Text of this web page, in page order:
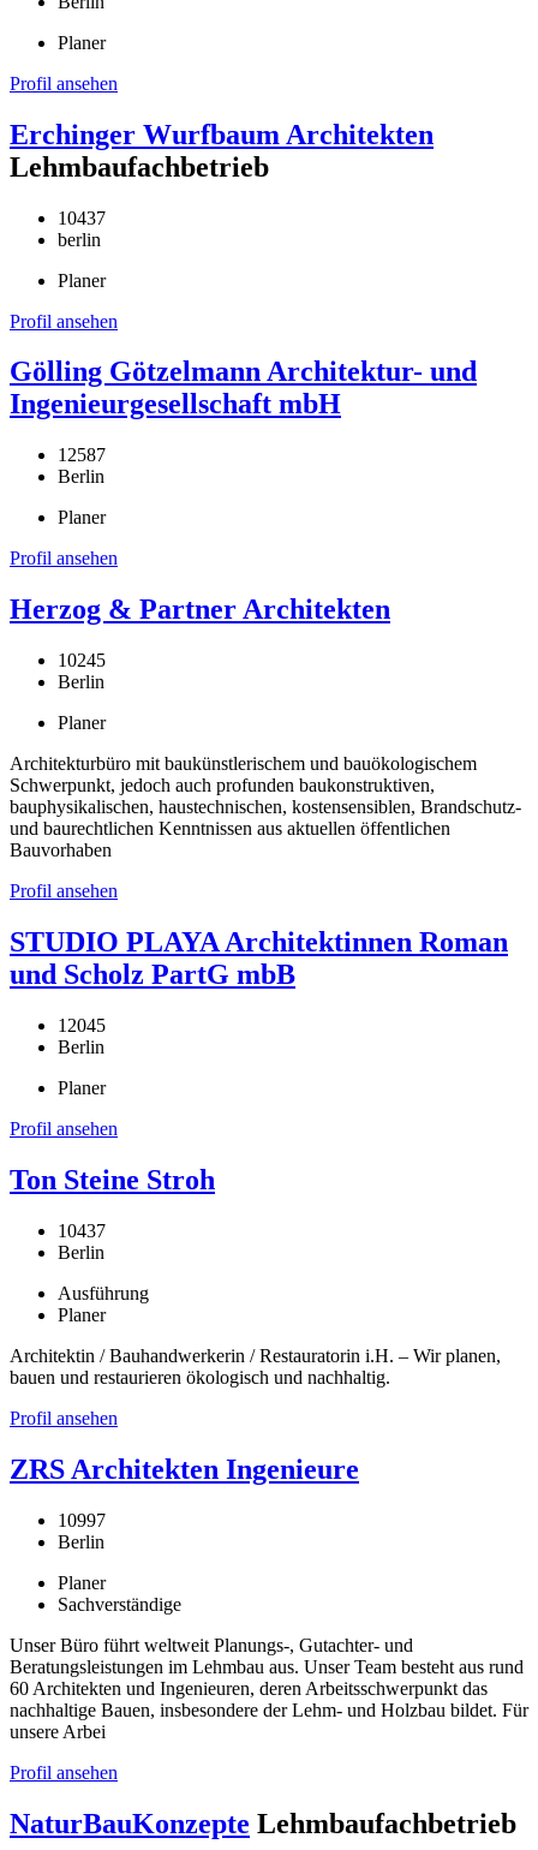
Planer
Profil ansehen
Erchinger Wurfbaum Architekten
Lehmbaufachbetrieb
10437
berlin
Planer
Profil ansehen
Gölling Götzelmann Architektur- und
Ingenieurgesellschaft mbH
12587
Berlin
Planer
Profil ansehen
Herzog & Partner Architekten
10245
Berlin
Planer
Architekturbüro mit baukünstlerischem und bauökologischem
Schwerpunkt, jedoch auch profunden baukonstruktiven,
bauphysikalischen, haustechnischen, kostensensiblen, Brandschutz-
und baurechtlichen Kenntnissen aus aktuellen öffentlichen
Bauvorhaben
Profil ansehen
STUDIO PLAYA Architektinnen Roman
und Scholz PartG mbB
12045
Berlin
Planer
Profil ansehen
Ton Steine Stroh
10437
Berlin
Ausführung
Planer
Architektin / Bauhandwerkerin / Restauratorin i.H. – Wir planen,
bauen und restaurieren ökologisch und nachhaltig.
Profil ansehen
ZRS Architekten Ingenieure
10997
Berlin
Planer
Sachverständige
Unser Büro führt weltweit Planungs-, Gutachter- und
Beratungsleistungen im Lehmbau aus. Unser Team besteht aus rund
60 Architekten und Ingenieuren, deren Arbeitsschwerpunkt das
nachhaltige Bauen, insbesondere der Lehm- und Holzbau bildet. Für
unsere Arbei
Profil ansehen
NaturBauKonzepte Lehmbaufachbetrieb